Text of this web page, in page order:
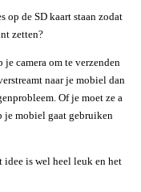
de SD kaart staan zodat
zetten?
je camera om te verzenden
naar je mobiel dan
Of je moet ze a
mobiel gaat gebruiken
idee is wel heel leuk en het